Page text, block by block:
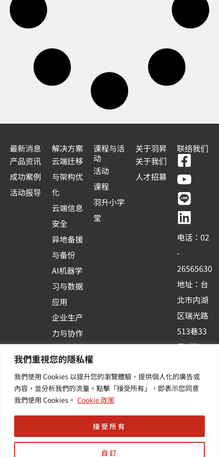
我們重視您的隱私權
我們使用 Cookies 以提升您的瀏覽體驗、提供個人化的廣告或
內容，並分析我們的流量。點擊「接受所有」，即表示您同意
我們使用 Cookies。 Cookie 政策
自訂
接受所有
最新消息
产品资讯
成功案例
活动报导
解决方案
云端迁移
与架构优
化
云端信息
安全
异地备援
与备份
AI机器学
习与数据
应用
企业生产
力与协作
台应用
其他/增
值服务
课程与活
动
活动
课程
羽升小学
堂
关于羽昇
关于我们
人才招募
联络我们
F
a
c
e
b
o
o
k
-
s
q
u
a
r
Y
o
u
t
u
b
e
L
i
n
e
L
i
n
k
e
d
i
n
电话：02
-
26565630
地址：台
北市内湖
区瑞光路
513巷33
号6楼
新讯 | 提
供您最新